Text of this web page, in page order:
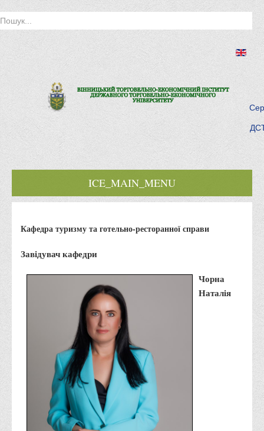
ICE_MAIN_MENU
Історія інституту
Інститут сьогодні
Про порядок надання публічної інформації
Публічна інформація
Заходи запобігання протиправним діям
Антикорупційні заходи
Протидія тероризму та насиллю
Як розпізнати глорифікацію збройної агресії РФ проти
України та протистояти їй?
Правила безпеки під час війни
Кафедра туризму та готельно-ресторанної справи
Завідувач кафедри
Чорна
Наталія